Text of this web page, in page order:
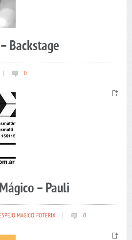
Backstage
0
– Pauli
MAGICO,FOTERIX 0